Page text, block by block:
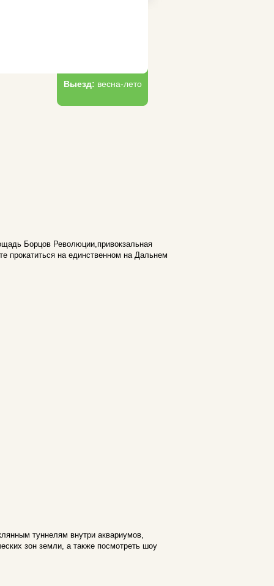
Выезд: весна-лето
Борцов Революции,привокзальная
прокатиться на единственном на Дальнем
туннелям внутри аквариумов,
зон земли, а также посмотреть шоу